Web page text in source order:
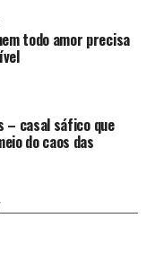
todo amor precisa
– casal sáfico que
do caos das